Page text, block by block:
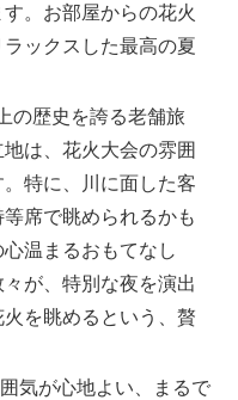
。お部屋からの花火
ックスした最高の夏
の歴史を誇る老舗旅
は、花火大会の雰囲
特に、川に面した客
席で眺められるかも
温まるおもてなし
が、特別な夜を演出
を眺めるという、贅
気が心地よい、まるで